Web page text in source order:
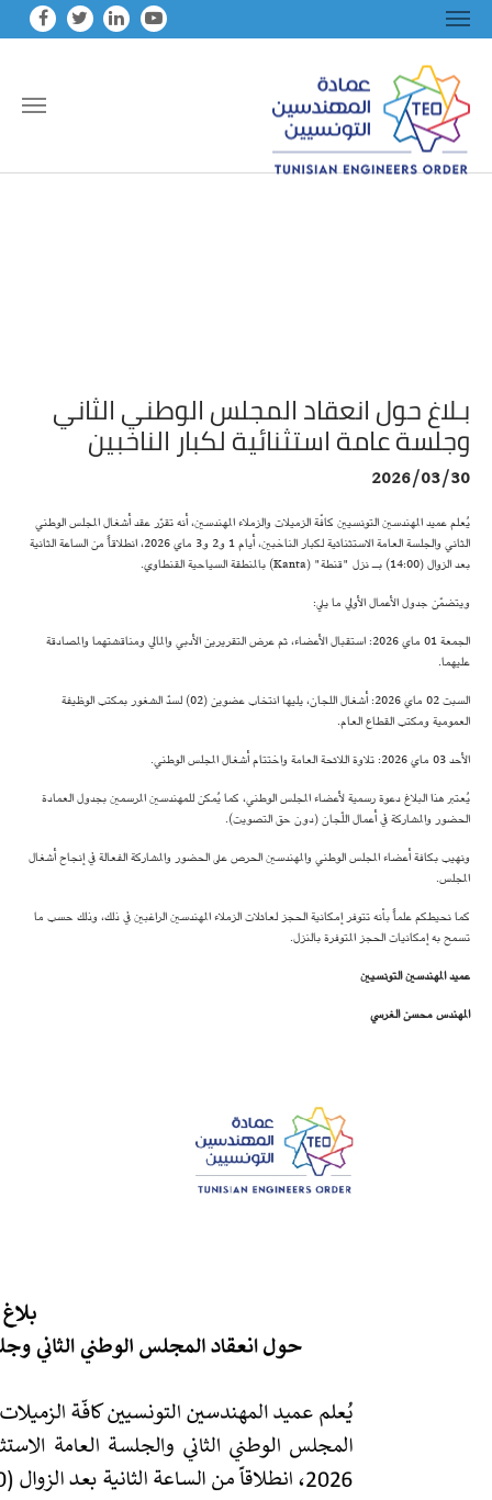
بـلاغ حول انعقاد المجلس الوطني الثاني
وجلسة عامة استثنائية لكبار الناخبين
2026/03/30
يُعلم عميد المهندسين التونسيين كافّة الزميلات والزملاء المهندسين، أنه تقرّر عقد أشغال المجلس الوطني
الثاني والجلسة العامة الاستثنائية لكبار الناخبين، أيام 1 و2 و3 ماي 2026، انطلاقاً من الساعة الثانية
بعد الزوال (14:00) بـ نزل "قنطة" (Kanta) بالمنطقة السياحية القنطاوي.
ويتضمّن جدول الأعمال الأولي ما يلي:
الجمعة 01 ماي 2026: استقبال الأعضاء، ثم عرض التقريرين الأدبي والمالي ومناقشتهما والمصادقة
عليهما.
السبت 02 ماي 2026: أشغال اللجان، يليها انتخاب عضوين (02) لسدّ الشغور بمكتب الوظيفة
العمومية ومكتب القطاع العام.
الأحد 03 ماي 2026: تلاوة اللائحة العامة واختتام أشغال المجلس الوطني.
يُعتبر هذا البلاغ دعوة رسمية لأعضاء المجلس الوطني، كما يُمكن للمهندسين المرسمين بجدول العمادة
الحضور والمشاركة في أعمال اللّجان (دون حق التصويت).
ونهيب بكافة أعضاء المجلس الوطني والمهندسين الحرص على الحضور والمشاركة الفعالة في إنجاح أشغال
المجلس.
كما نحيطكم علماً بأنه تتوفر إمكانية الحجز لعائلات الزملاء المهندسين الراغبين في ذلك، وذلك حسب ما
تسمح به إمكانيات الحجز المتوفرة بالنزل.
عميد المهندسين التونسيين
المهندس محسن الغرسي